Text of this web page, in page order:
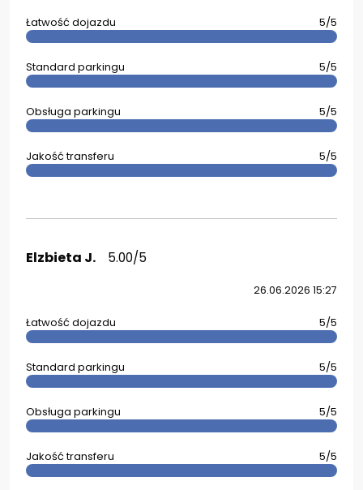
Łatwość dojazdu 5/5
Standard parkingu 5/5
Obsługa parkingu 5/5
Jakość transferu 5/5
Elzbieta J. 5.00/5
26.06.2026 15:27
Łatwość dojazdu 5/5
Standard parkingu 5/5
Obsługa parkingu 5/5
Jakość transferu 5/5